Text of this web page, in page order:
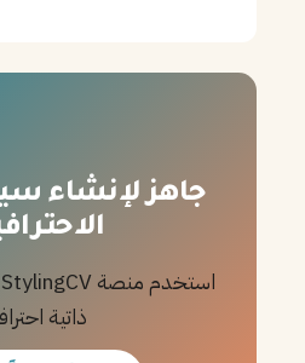
جاهز لإنشاء
ذاتية